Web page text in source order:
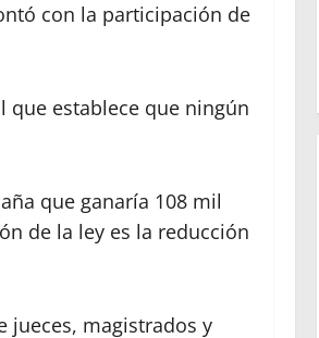
con la participación de
que establece que ningún
que ganaría 108 mil
de la ley es la reducción
jueces, magistrados y